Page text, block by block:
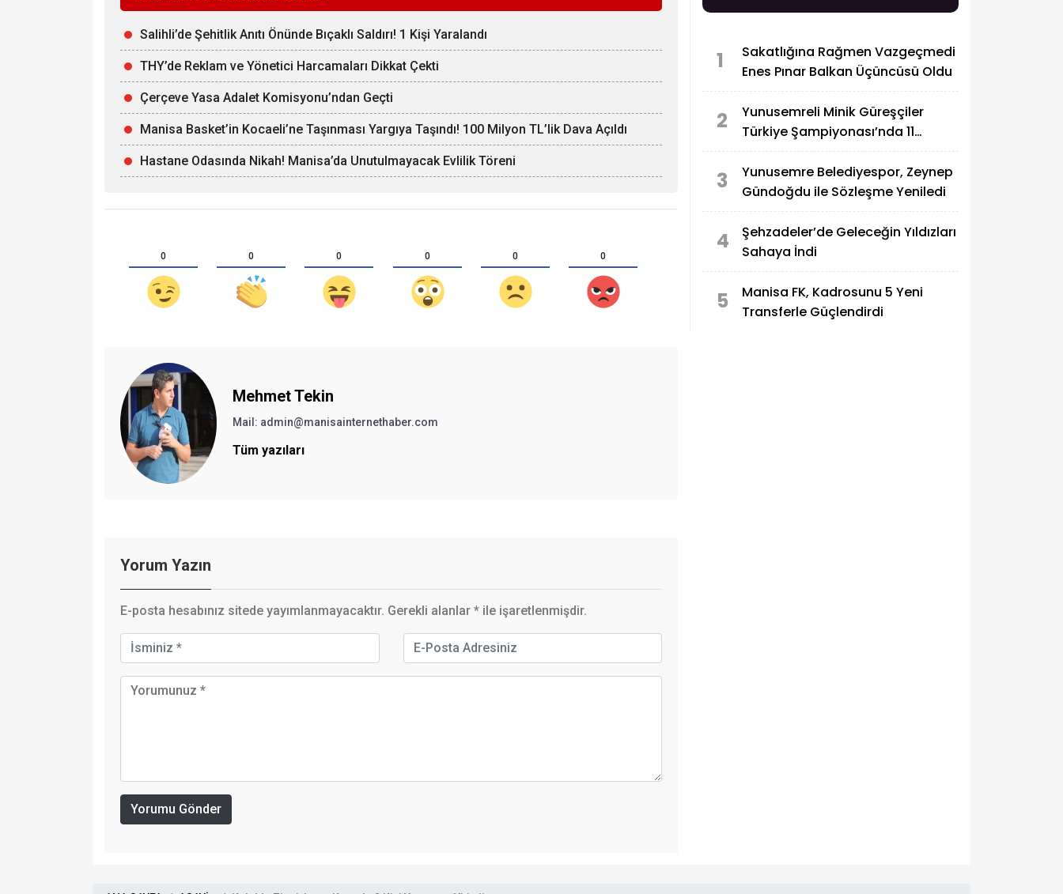
Salihli’de Şehitlik Anıtı Önünde Bıçaklı Saldırı! 1 Kişi Yaralandı
THY’de Reklam ve Yönetici Harcamaları Dikkat Çekti
Çerçeve Yasa Adalet Komisyonu’ndan Geçti
Manisa Basket’in Kocaeli’ne Taşınması Yargıya Taşındı! 100 Milyon TL’lik Dava Açıldı
Hastane Odasında Nikah! Manisa’da Unutulmayacak Evlilik Töreni
0 0 0 0 0 0
Mehmet Tekin
Mail: admin@manisainternethaber.com
Tüm yazıları
Yorum Yazın
E-posta hesabınız sitede yayımlanmayacaktır. Gerekli alanlar * ile işaretlenmişdir.
Yorumu Gönder
1
Sakatlığına Rağmen Vazgeçmedi
Enes Pınar Balkan Üçüncüsü Oldu
2
Yunusemreli Minik Güreşçiler
Türkiye Şampiyonası’nda 11
3
Yunusemre Belediyespor, Zeynep
Gündoğdu ile Sözleşme Yeniledi
4
Şehzadeler’de Geleceğin Yıldızları
Sahaya İndi
5
Manisa FK, Kadrosunu 5 Yeni
Transferle Güçlendirdi